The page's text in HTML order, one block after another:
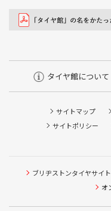
タイヤ館について
サイトマップ
サイトポリシー
ブリヂストンタイヤサイト
オ
タイヤ点検・安全点
ピット作業の予約